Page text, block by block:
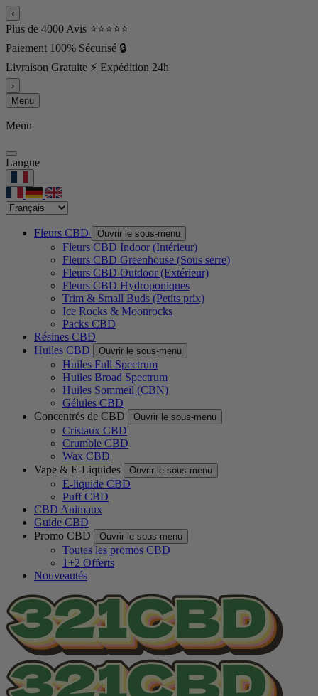
‹
Plus de 4000 Avis ⭐⭐⭐⭐⭐
Paiement 100% Sécurisé 🔒
Livraison Gratuite ⚡ Expédition 24h
›
Menu
Menu
Langue
Fleurs CBD Ouvrir le sous-menu
Fleurs CBD Indoor (Intérieur)
Fleurs CBD Greenhouse (Sous serre)
Fleurs CBD Outdoor (Extérieur)
Fleurs CBD Hydroponiques
Trim & Small Buds (Petits prix)
Ice Rocks & Moonrocks
Packs CBD
Résines CBD
Huiles CBD
Ouvrir le sous-menu
Huiles Full Spectrum
Huiles Broad Spectrum
Huiles Sommeil (CBN)
Gélules CBD
Concentrés de CBD
Ouvrir le sous-menu
Cristaux CBD
Crumble CBD
Wax CBD
Vape & E-Liquides
Ouvrir le sous-menu
E-liquide CBD
Puff CBD
CBD Animaux
Guide CBD
Promo CBD
Ouvrir le sous-menu
Toutes les promos CBD
1+2 Offerts
Nouveautés